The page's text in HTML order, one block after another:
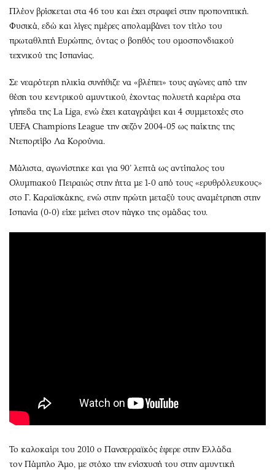
Πλέον βρίσκεται στα 46 του και έχει στραφεί στην προπονητική.
Φυσικά, εδώ και λίγες ημέρες απολαμβάνει τον τίτλο του
πρωταθλητή Ευρώπης, όντας ο βοηθός του ομοσπονδιακού
τεχνικού της Ισπανίας.
Σε νεαρότερη ηλικία συνήθιζε να «βλέπει» τους αγώνες από την
θέση του κεντρικού αμυντικού, έχοντας πολυετή καριέρα στα
γήπεδα της La Liga, ενώ έχει καταγράψει και 4 συμμετοχές στο
UEFA Champions League την σεζόν 2004-05 ως παίκτης της
Ντεπορτίβο Λα Κορούνια.
Μάλιστα, αγωνίστηκε και για 90’ λεπτά ως αντίπαλος του
Ολυμπιακού Πειραιώς στην ήττα με 1-0 από τους «ερυθρόλευκους»
στο Γ. Καραϊσκάκης, ενώ στην πρώτη μεταξύ τους αναμέτρηση στην
Ισπανία (0-0) είχε μείνει στον πάγκο της ομάδας του.
Το καλοκαίρι του 2010 ο Πανσερραϊκός έφερε στην Ελλάδα
τον Πάμπλο Άμο, με στόχο την ενίσχυσή του στην αμυντική